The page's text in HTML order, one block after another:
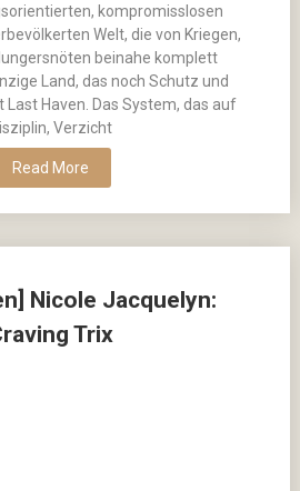
kompromisslosen
Welt, die von Kriegen,
beinahe komplett
Land, das noch Schutz und
Haven. Das System, das auf
Verzicht
Read More
Nicole Jacquelyn:
Trix